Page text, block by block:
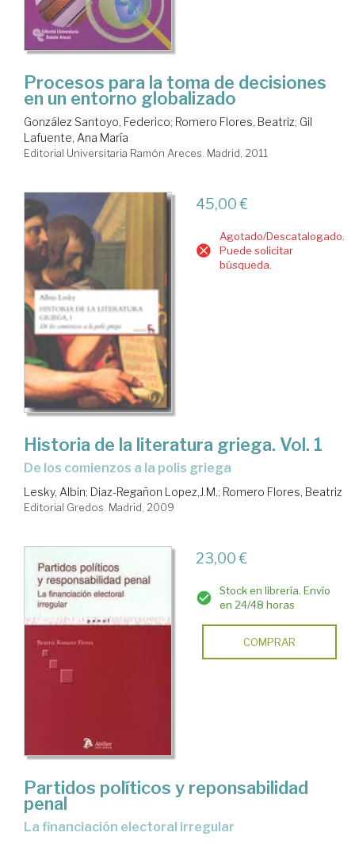
Procesos para la toma de decisiones
en un entorno globalizado
González Santoyo, Federico; Romero Flores, Beatriz; Gil
Lafuente, Ana María
Editorial Universitaria Ramón Areces. Madrid, 2011
45,00 €
Agotado/Descatalogado.
Puede solicitar
búsqueda.
Historia de la literatura griega. Vol. 1
de los comienzos a la polis griega
Lesky, Albin; Diaz-Regañon Lopez,J.M.; Romero Flores, Beatriz
Editorial Gredos. Madrid, 2009
23,00 €
Stock en librería. Envío
en 24/48 horas
COMPRAR
Partidos políticos y reponsabilidad
penal
La financiación electoral irregular